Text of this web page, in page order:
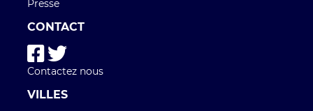
Presse
CONTACT
Contactez nous
VILLES